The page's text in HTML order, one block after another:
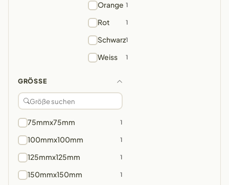
Orange 1
Rot 1
Schwarz1
Weiss 1
GRÖSSE
75mmx75mm 1
100mmx100mm 1
125mmx125mm 1
150mmx150mm 1